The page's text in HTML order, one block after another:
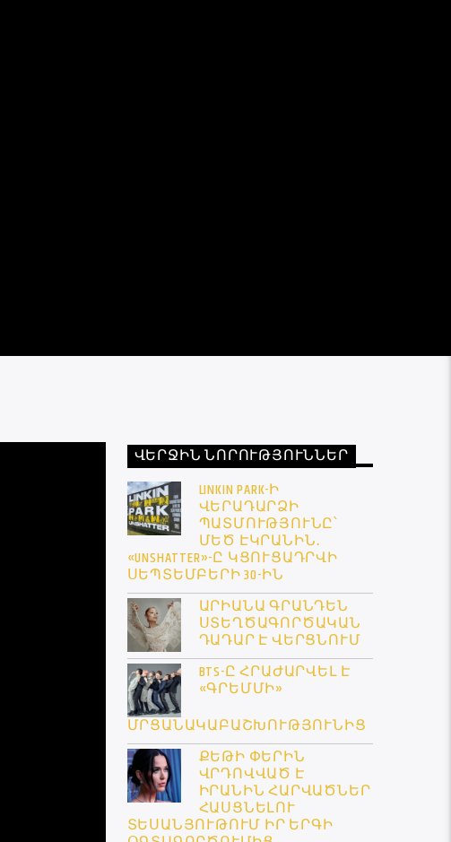
ՎԵՐՋԻՆ ՆՈՐՈՒԹՅՈՒՆՆԵՐ
LINKIN PARK-Ի
ՎԵՐԱԴԱՐՁԻ
ՊԱՏՄՈՒԹՅՈՒՆԸ՝
ՄԵԾ ԷԿՐԱՆԻՆ․
«UNSHATTER»-Ը ԿՑՈՒՑԱԴՐՎԻ
ՍԵՊՏԵՄԲԵՐԻ 30-ԻՆ
ԱՐԻԱՆԱ ԳՐԱՆԴԵՆ
ՍՏԵՂԾԱԳՈՐԾԱԿԱՆ
ԴԱԴԱՐ Է ՎԵՐՑՆՈՒՄ
BTS-Ը ՀՐԱԺԱՐՎԵԼ Է
«ԳՐԵՄՄԻ»
ՄՐՑԱՆԱԿԱԲԱՇԽՈՒԹՅՈՒՆԻՑ
ՔԵԹԻ ՓԵՐԻՆ
ՎՐԴՈՎՎԱԾ Է
ԻՐԱՆԻՆ ՀԱՐՎԱԾՆԵՐ
ՀԱՍՑՆԵԼՈՒ
ՏԵՍԱՆՅՈՒԹՈՒՄ ԻՐ ԵՐԳԻ